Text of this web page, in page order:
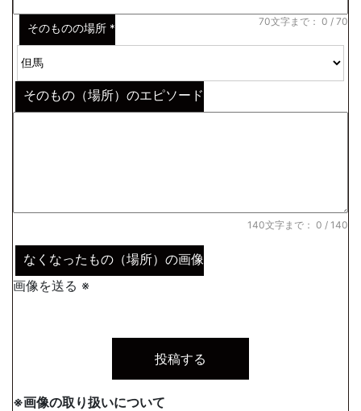
70文字まで： 0 / 70
そのものの場所 *
そのもの（場所）のエピソード
140文字まで： 0 / 140
なくなったもの（場所）の画像
画像を送る ※
※画像の取り扱いについて